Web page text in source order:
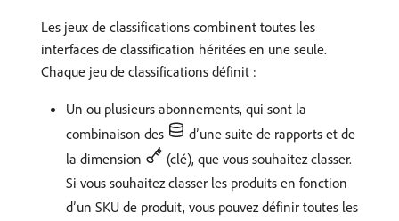
Les jeux de classifications combinent toutes les
interfaces de classification héritées en une seule.
Chaque jeu de classifications définit :
Un ou plusieurs abonnements, qui sont la
combinaison des
d’une suite de rapports et de
la dimension
(clé), que vous souhaitez classer.
Si vous souhaitez classer les produits en fonction
d’un SKU de produit, vous pouvez définir toutes les